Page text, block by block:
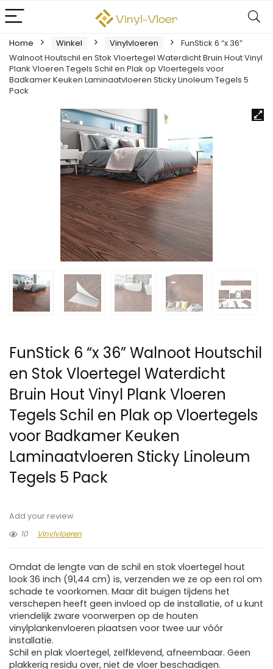
Home Winkel Vinylvloeren
FunStick 6 “x 36”
Walnoot Houtschil en Stok Vloertegel Waterdicht Bruin Hout Vinyl
Plank Vloeren Tegels Schil en Plak op Vloertegels voor
Badkamer Keuken Laminaatvloeren Sticky Linoleum Tegels 5
Pack
FunStick 6 “x 36” Walnoot Houtschil
en Stok Vloertegel Waterdicht
Bruin Hout Vinyl Plank Vloeren
Tegels Schil en Plak op Vloertegels
voor Badkamer Keuken
Laminaatvloeren Sticky Linoleum
Tegels 5 Pack
Add your review
10
Vinylvloeren
Omdat de lengte van de schil en stok vloertegel hout
look 36 inch (91,44 cm) is, verzenden we ze op een rol om
schade te voorkomen. Maar dit buigen tijdens het
verschepen heeft geen invloed op de installatie, of u kunt
vriendelijk zware voorwerpen op de houten
vinylplankenvloeren plaatsen voor twee uur vóór
installatie.
Schil en plak vloertegel, zelfklevend, afneembaar. Geen
plakkerig residu over, niet de vloer beschadigen.